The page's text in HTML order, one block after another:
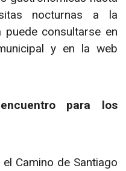
nocturnas a la
consultarse en
y en la web
para los
Camino de Santiago